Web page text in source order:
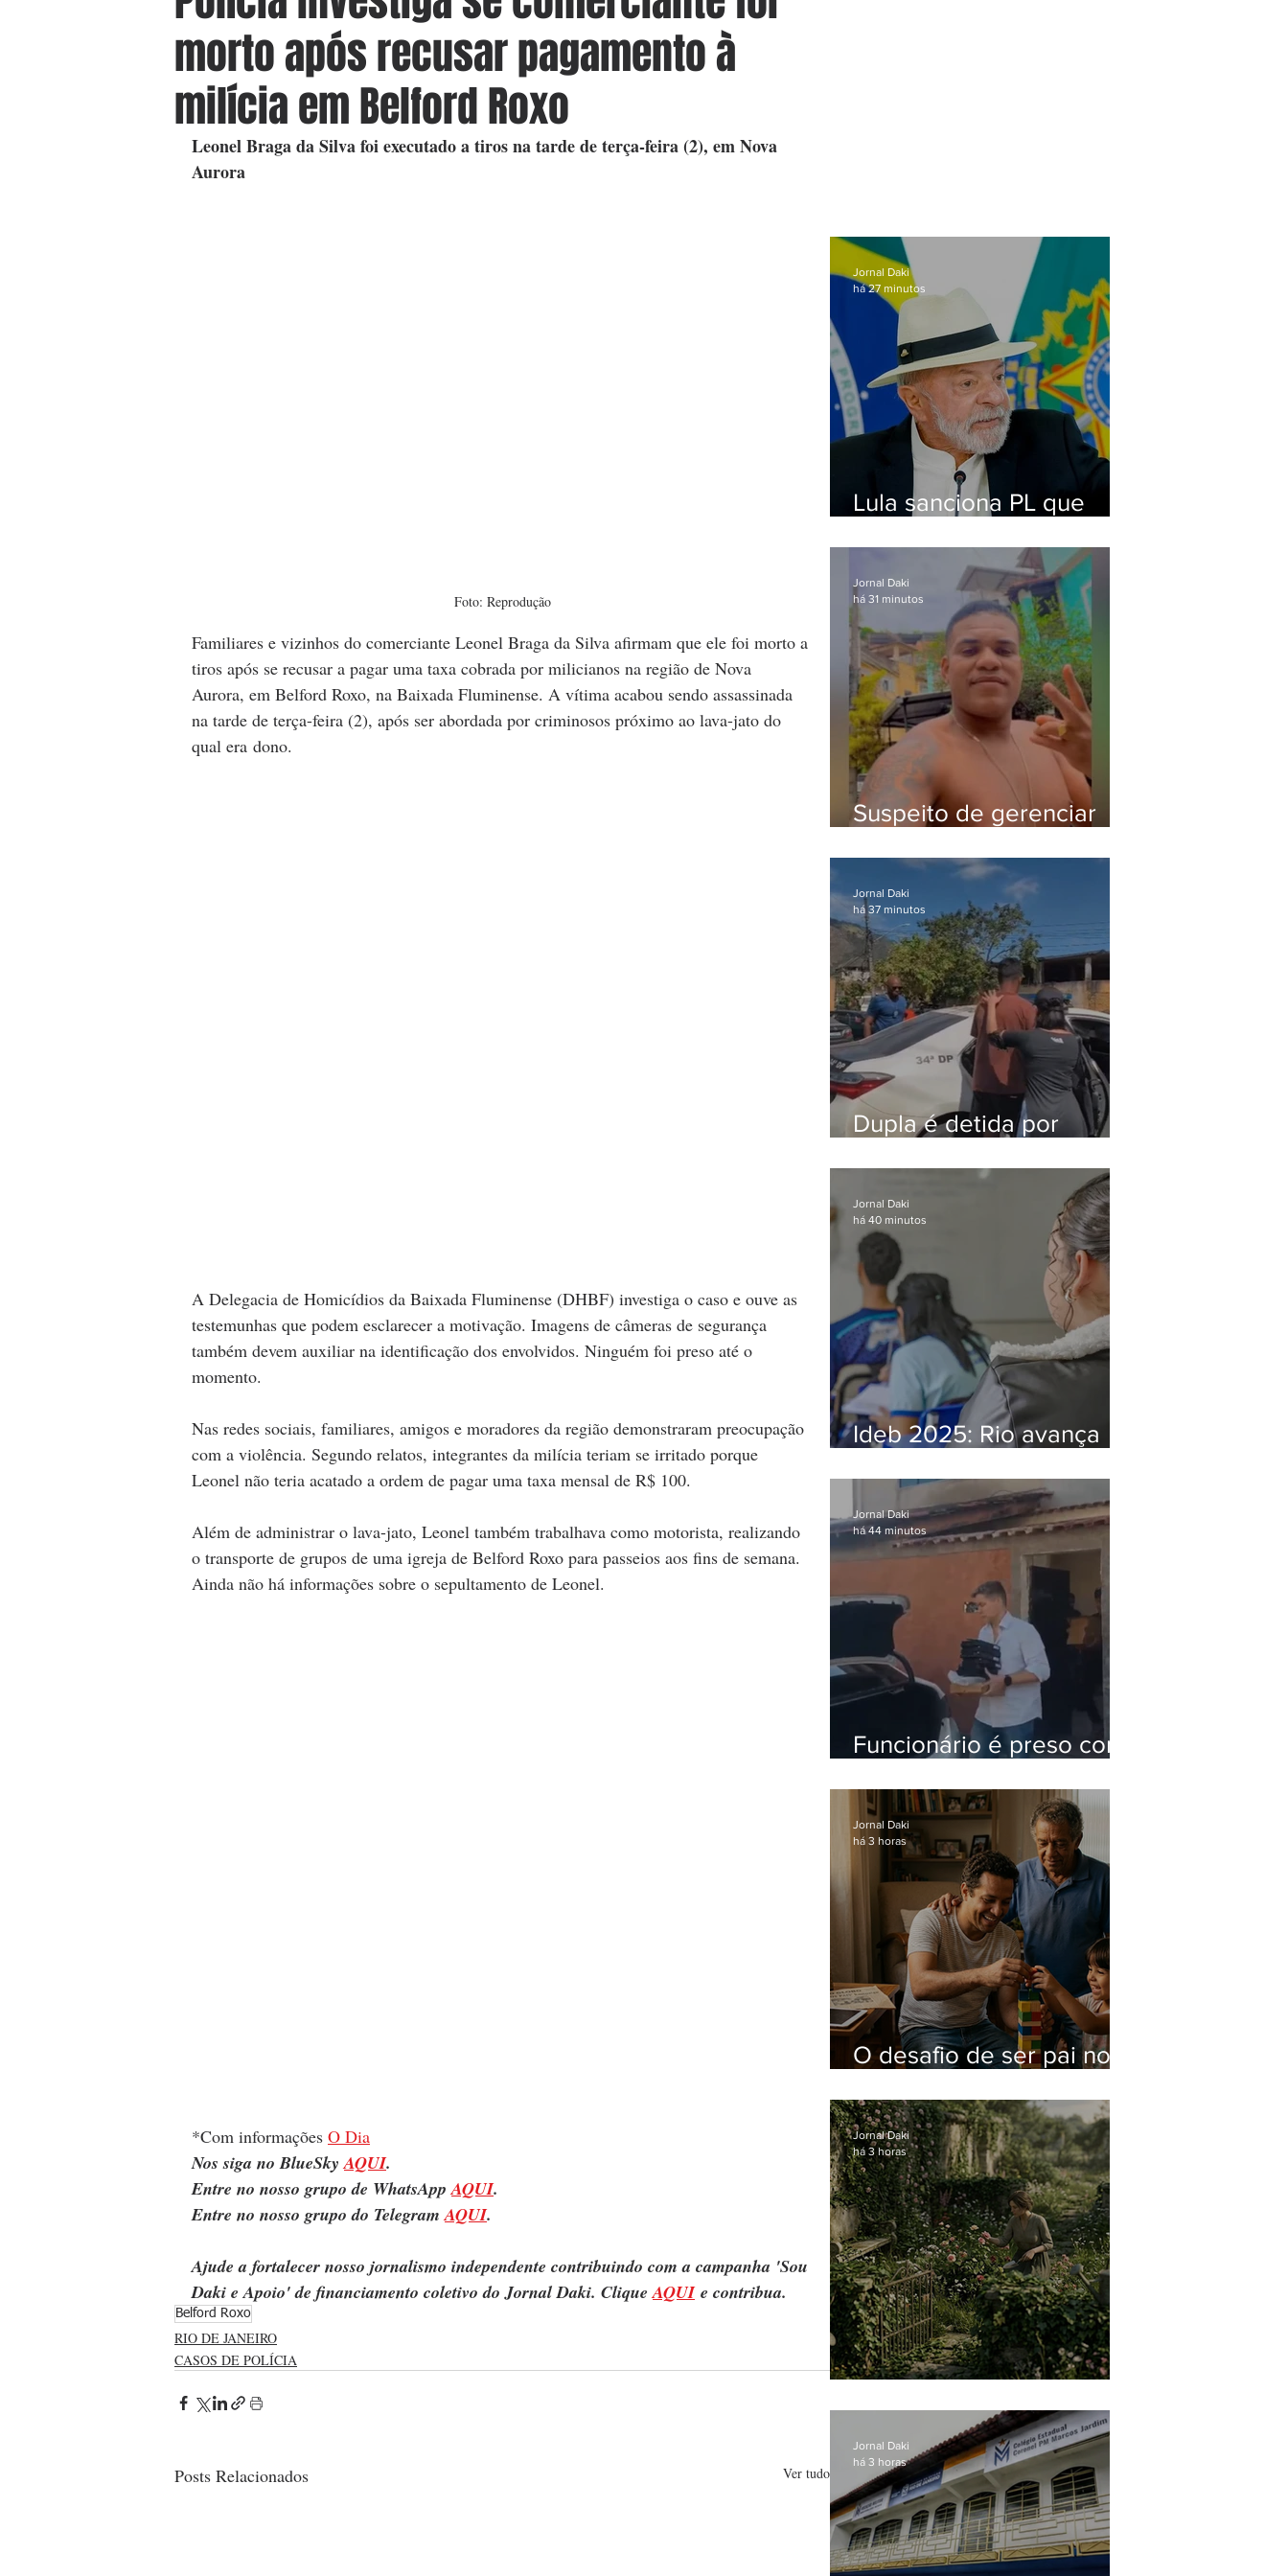
morto após recusar pagamento à
milícia em Belford Roxo
Leonel Braga da Silva foi executado a tiros na tarde de terça-feira (2), em Nova
Aurora
Foto: Reprodução
Familiares e vizinhos do comerciante Leonel Braga da Silva afirmam que ele foi morto a
tiros após se recusar a pagar uma taxa cobrada por milicianos na região de Nova
Aurora, em Belford Roxo, na Baixada Fluminense. A vítima acabou sendo assassinada
na tarde de terça-feira (2), após ser abordada por criminosos próximo ao lava-jato do
qual era dono.
A Delegacia de Homicídios da Baixada Fluminense (DHBF) investiga o caso e ouve as
testemunhas que podem esclarecer a motivação. Imagens de câmeras de segurança
também devem auxiliar na identificação dos envolvidos. Ninguém foi preso até o
momento.
Nas redes sociais, familiares, amigos e moradores da região demonstraram preocupação
com a violência. Segundo relatos, integrantes da milícia teriam se irritado porque
Leonel não teria acatado a ordem de pagar uma taxa mensal de R$ 100.
Além de administrar o lava-jato, Leonel também trabalhava como motorista, realizando
o transporte de grupos de uma igreja de Belford Roxo para passeios aos fins de semana.
Ainda não há informações sobre o sepultamento de Leonel.
*Com informações O Dia
Nos siga no BlueSky AQUI.
Entre no nosso grupo de WhatsApp AQUI.
Entre no nosso grupo do Telegram AQUI.
Ajude a fortalecer nosso jornalismo independente contribuindo com a campanha 'Sou
Daki e Apoio' de financiamento coletivo do Jornal Daki. Clique AQUI e contribua.
Belford Roxo
RIO DE JANEIRO
CASOS DE POLÍCIA
Posts Relacionados Ver tudo
Lula sanciona PL que
digitais contra crianças
Jornal Daki
há 27 minutos
Suspeito de gerenciar
após meses foragido
Jornal Daki
há 31 minutos
Dupla é detida por
animais silvestres em
Bangu
Jornal Daki
há 37 minutos
Ideb 2025: Rio avança
acima da média nacional
Jornal Daki
há 40 minutos
Funcionário é preso com
do Hospital do Andaraí
Jornal Daki
há 44 minutos
O desafio de ser pai no
Jornal Daki
há 3 horas
Jornal Daki
há 3 horas
Jornal Daki
há 3 horas